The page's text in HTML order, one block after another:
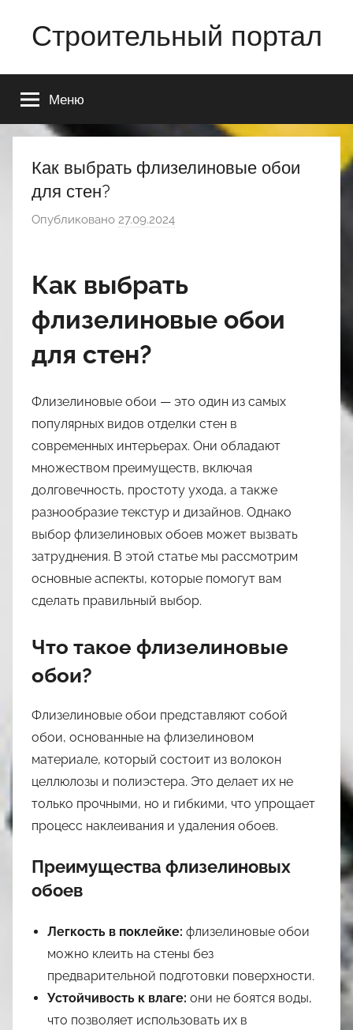
содержимому
Строительный портал
Меню
Как выбрать флизелиновые обои
для стен?
Опубликовано 27.09.2024
о
о
s
l
i
l
3
9
Как выбрать
флизелиновые обои
для стен?
Флизелиновые обои — это один из самых
популярных видов отделки стен в
современных интерьерах. Они обладают
множеством преимуществ, включая
долговечность, простоту ухода, а также
разнообразие текстур и дизайнов. Однако
выбор флизелиновых обоев может вызвать
затруднения. В этой статье мы рассмотрим
основные аспекты, которые помогут вам
сделать правильный выбор.
Что такое флизелиновые
обои?
Флизелиновые обои представляют собой
обои, основанные на флизелиновом
материале, который состоит из волокон
целлюлозы и полиэстера. Это делает их не
только прочными, но и гибкими, что упрощает
процесс наклеивания и удаления обоев.
Преимущества флизелиновых
обоев
Легкость в поклейке: флизелиновые обои
можно клеить на стены без
предварительной подготовки поверхности.
Устойчивость к влаге: они не боятся воды,
что позволяет использовать их в